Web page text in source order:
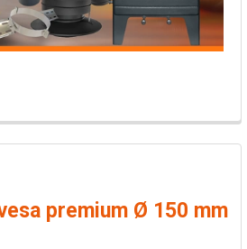
premium Ø 150 mm